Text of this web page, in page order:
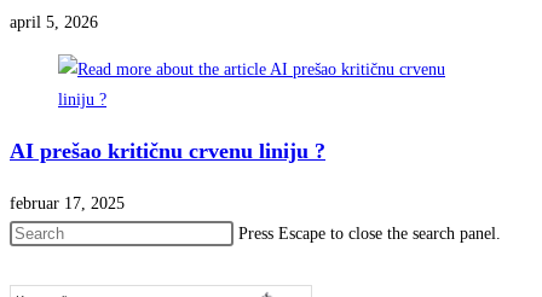
april 5, 2026
AI prešao kritičnu crvenu liniju ?
februar 17, 2025
Press Escape to close the search panel.